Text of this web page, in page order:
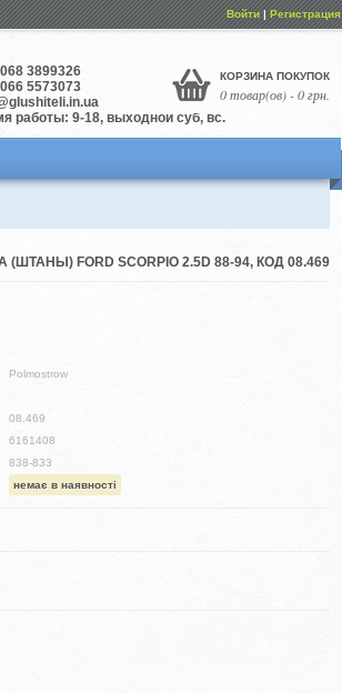
Войти|Регистрация
068 3899326
066 5573073
работы: 9-18, выходной суб, вс.
КОРЗИНА ПОКУПОК
0 товар(ов) - 0 грн.
FORD SCORPIO 2.5D 88-94, КОД 08.469
Polmostrow
08.469
6161408
838-833
немає в наявності